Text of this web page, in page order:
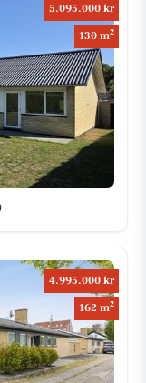
5.095.000 kr
130 m2
4.995.000 kr
162 m2